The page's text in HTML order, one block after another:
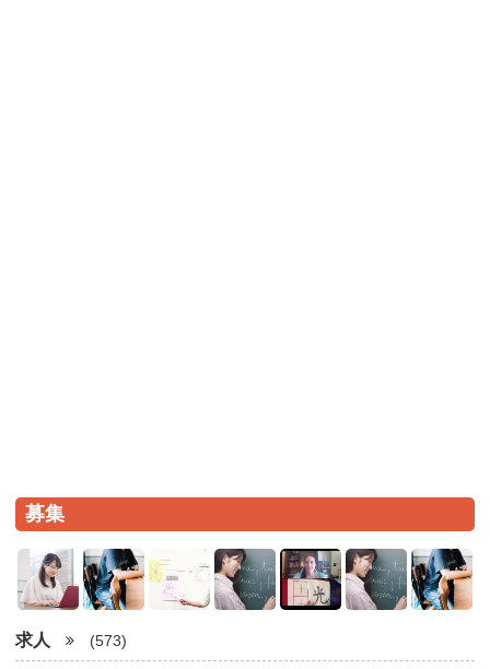
募集
求人 (573)